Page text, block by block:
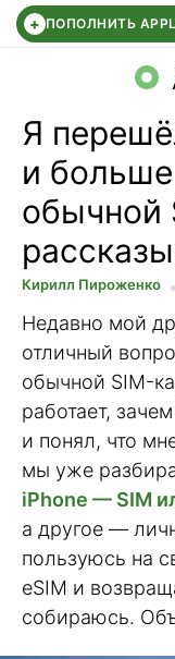
+ ПОПОЛНИТЬ
WB КЛУБIOS
Я
и
обычной
Кирилл Пироженко
Недавно мой
отличный
обычной SIM-
работает,
и понял, что
мы уже
iPhone — SIM
а другое —
пользуюсь на
eSIM и
собираюсь.